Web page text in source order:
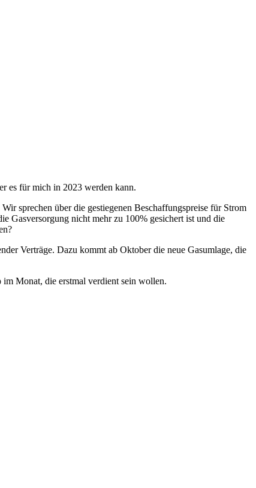
es für mich in 2023 werden kann.
sprechen über die gestiegenen Beschaffungspreise für Strom
Gasversorgung nicht mehr zu 100% gesichert ist und die
Verträge. Dazu kommt ab Oktober die neue Gasumlage, die
im Monat, die erstmal verdient sein wollen.